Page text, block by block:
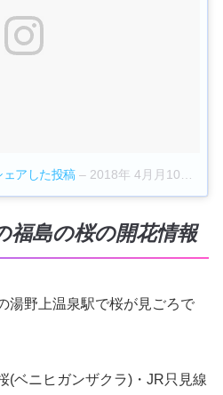
アした投稿– 2018年 4月月10日午後11時37分PDT
福島の桜の開花情報
湯野上温泉駅で桜が見ごろで
(ベニヒガンザクラ)・JR只見線